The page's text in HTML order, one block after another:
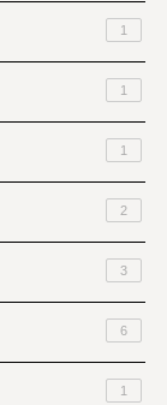
1
1
1
2
3
6
1